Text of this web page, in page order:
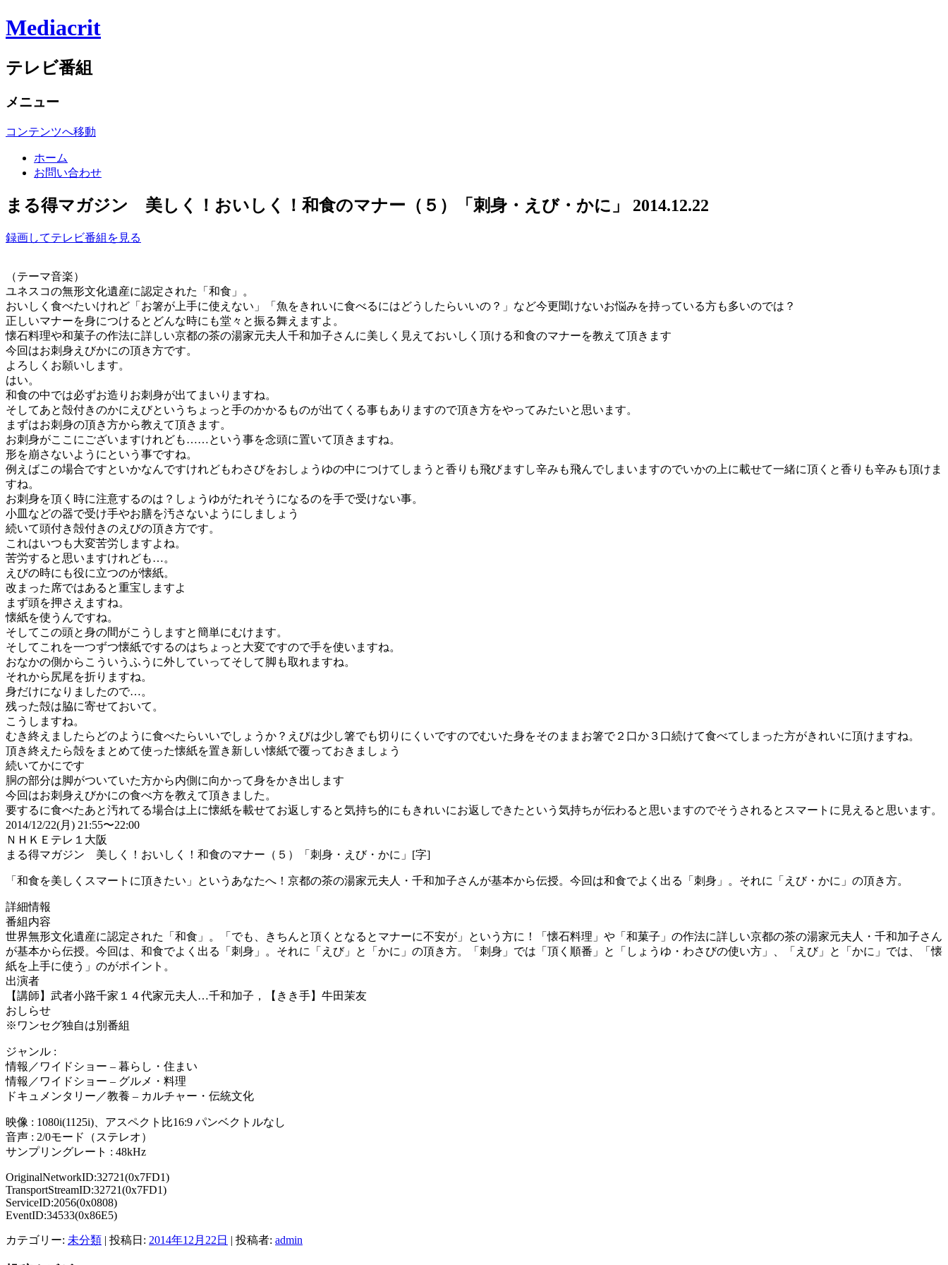
Mediacrit
テレビ番組
メニュー
コンテンツへ移動
ホーム
お問い合わせ
まる得マガジン 美しく！おいしく！和食のマナー（５）「刺身・えび・かに」 2014.12.22
録画してテレビ番組を見る
（テーマ音楽）
ユネスコの無形文化遺産に認定された「和食」。
おいしく食べたいけれど「お箸が上手に使えない」「魚をきれいに食べるにはどうしたらいいの？」など今更聞けないお悩みを持っている方も多いのでは？
正しいマナーを身につけるとどんな時にも堂々と振る舞えますよ。
懐石料理や和菓子の作法に詳しい京都の茶の湯家元夫人千和加子さんに美しく見えておいしく頂ける和食のマナーを教えて頂きます
今回はお刺身えびかにの頂き方です。
よろしくお願いします。
はい。
和食の中では必ずお造りお刺身が出てまいりますね。
そしてあと殻付きのかにえびというちょっと手のかかるものが出てくる事もありますので頂き方をやってみたいと思います。
まずはお刺身の頂き方から教えて頂きます。
お刺身がここにございますけれども……という事を念頭に置いて頂きますね。
形を崩さないようにという事ですね。
例えばこの場合ですといかなんですけれどもわさびをおしょうゆの中につけてしまうと香りも飛びますし辛みも飛んでしまいますのでいかの上に載せて一緒に頂くと香りも辛みも頂けま
すね。
お刺身を頂く時に注意するのは？しょうゆがたれそうになるのを手で受けない事。
小皿などの器で受け手やお膳を汚さないようにしましょう
続いて頭付き殻付きのえびの頂き方です。
これはいつも大変苦労しますよね。
苦労すると思いますけれども…。
えびの時にも役に立つのが懐紙。
改まった席ではあると重宝しますよ
まず頭を押さえますね。
懐紙を使うんですね。
そしてこの頭と身の間がこうしますと簡単にむけます。
そしてこれを一つずつ懐紙でするのはちょっと大変ですので手を使いますね。
おなかの側からこういうふうに外していってそして脚も取れますね。
それから尻尾を折りますね。
身だけになりましたので…。
残った殻は脇に寄せておいて。
こうしますね。
むき終えましたらどのように食べたらいいでしょうか？えびは少し箸でも切りにくいですのでむいた身をそのままお箸で２口か３口続けて食べてしまった方がきれいに頂けますね。
頂き終えたら殻をまとめて使った懐紙を置き新しい懐紙で覆っておきましょう
続いてかにです
胴の部分は脚がついていた方から内側に向かって身をかき出します
今回はお刺身えびかにの食べ方を教えて頂きました。
要するに食べたあと汚れてる場合は上に懐紙を載せてお返しすると気持ち的にもきれいにお返しできたという気持ちが伝わると思いますのでそうされるとスマートに見えると思います。
2014/12/22(月) 21:55〜22:00
ＮＨＫＥテレ１大阪
まる得マガジン 美しく！おいしく！和食のマナー（５）「刺身・えび・かに」[字]
「和食を美しくスマートに頂きたい」というあなたへ！京都の茶の湯家元夫人・千和加子さんが基本から伝授。今回は和食でよく出る「刺身」。それに「えび・かに」の頂き方。
詳細情報
番組内容
世界無形文化遺産に認定された「和食」。「でも、きちんと頂くとなるとマナーに不安が」という方に！「懐石料理」や「和菓子」の作法に詳しい京都の茶の湯家元夫人・千和加子さん
が基本から伝授。今回は、和食でよく出る「刺身」。それに「えび」と「かに」の頂き方。「刺身」では「頂く順番」と「しょうゆ・わさびの使い方」、「えび」と「かに」では、「懐
紙を上手に使う」のがポイント。
出演者
【講師】武者小路千家１４代家元夫人…千和加子，【きき手】牛田茉友
おしらせ
※ワンセグ独自は別番組
ジャンル :
情報／ワイドショー – 暮らし・住まい
情報／ワイドショー – グルメ・料理
ドキュメンタリー／教養 – カルチャー・伝統文化
映像 : 1080i(1125i)、アスペクト比16:9 パンベクトルなし
音声 : 2/0モード（ステレオ）
サンプリングレート : 48kHz
OriginalNetworkID:32721(0x7FD1)
TransportStreamID:32721(0x7FD1)
ServiceID:2056(0x0808)
EventID:34533(0x86E5)
カテゴリー: 未分類 | 投稿日: 2014年12月22日 | 投稿者: admin